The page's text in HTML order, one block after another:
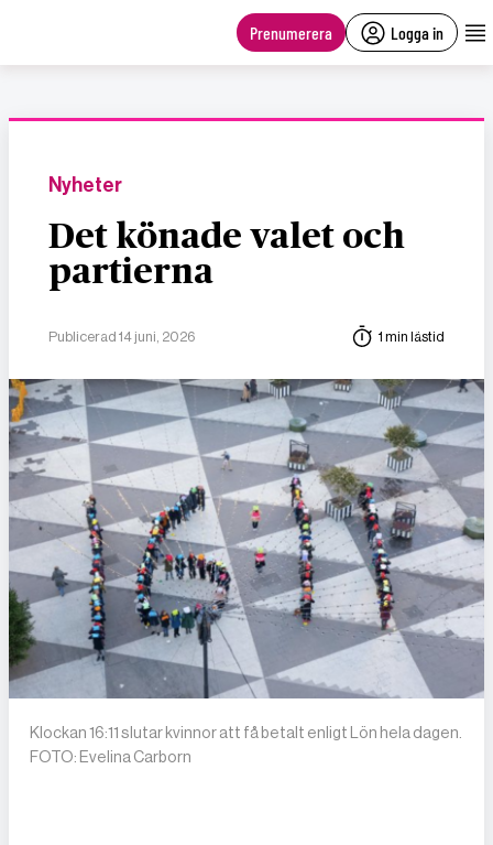
Prenumerera Logga in
Nyheter
Det könade valet och
partierna
Publicerad 14 juni, 2026 1 min lästid
Klockan 16:11 slutar kvinnor att få betalt enligt Lön hela dagen.
FOTO: Evelina Carborn